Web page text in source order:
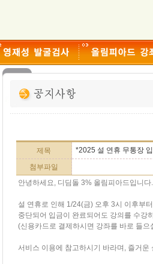
제목
*2025 설 연휴 무통장
첨부파일
안녕하세요, 디딤돌 3% 올림피아드입니다.
설 연휴로 인해 1/24(금) 오후 3시 이후부
중단되어 입금이 완료되어도 강의를 수강
(신용카드로 결제하시면 강좌를 바로 들으
서비스 이용에 참고하시기 바라며, 즐거운